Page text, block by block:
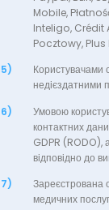
Mobile,
Inteligo, Crédit
Pocztowy,
5)
Користувачами
недієздатними
6)
Умовою
контактних
GDPR (RODO),
відповідно до
7)
Зареєстрована
медичних